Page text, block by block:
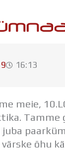
16:13
meie,
Tamme
õhu